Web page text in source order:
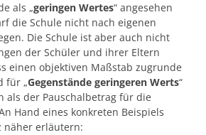
als „geringen Wertes“ angesehen
die Schule nicht nach eigenen
Die Schule ist aber auch nicht
der Schüler und ihrer Eltern
einen objektiven Maßstab zugrunde
für „Gegenstände geringeren Werts“
als der Pauschalbetrag für die
Hand eines konkreten Beispiels
näher erläutern: